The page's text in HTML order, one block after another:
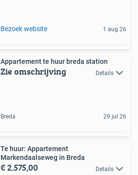
Bezoek website 1 aug 26
Appartement te huur breda station
Zie omschrijving Details
Breda 29 jul 26
Te huur: Appartement
Markendaalseweg in Breda
€ 2.575,00 Details